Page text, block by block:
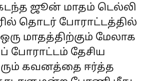
ஜூன் மாதம் டெல்லி
தொடர் போராட்டத்தில்
மாதத்திற்கும் மேலாக
போராட்டம் தேசிய
கவனத்தை ஈர்த்த